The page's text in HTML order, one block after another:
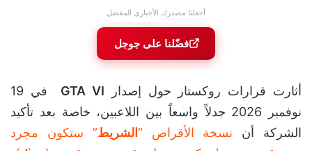
أجعلنا مصدرك الأخباري المفضل
فضّلنا على جوجل
أثارت قرارات روكستار حول إصدار GTA VI
في 19
نوفمبر 2026 جدلاً واسعاً بين اللاعبين، خاصة بعد تأكيد
الشركة أن نسخة الأقراص “الشريط” ستكون مجرد